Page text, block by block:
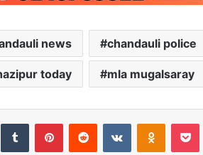
news chandauli police
today mla mugalsaray
Tumblr PinterestReddit VKontakte